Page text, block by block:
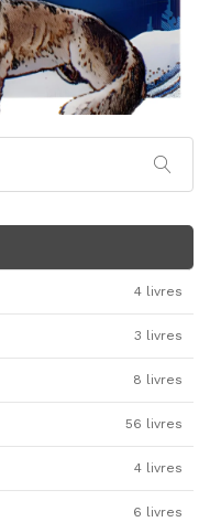
4 livres
3 livres
8 livres
56 livres
4 livres
6 livres